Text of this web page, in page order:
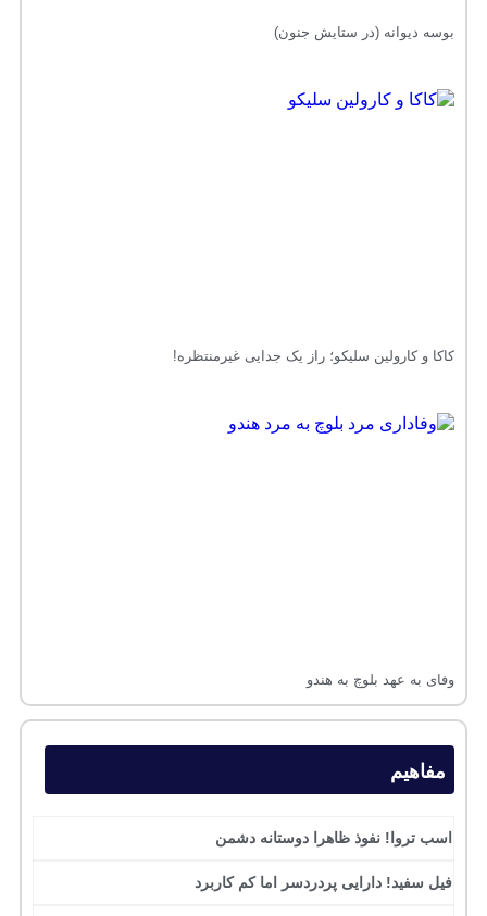
بوسه دیوانه (در ستایش جنون)
کاکا و کارولین سلیکو؛ راز یک جدایی غیرمنتظره!
وفای به عهد بلوچ به هندو
مفاهیم
اسب تروا! نفوذ ظاهرا دوستانه دشمن
فیل سفید! دارایی پردردسر اما کم کاربرد